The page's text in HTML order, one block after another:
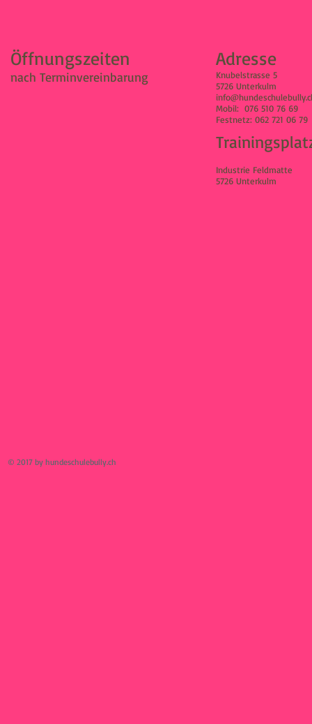
© 2017 by hundeschulebully.ch
Öffnungszeiten
nach Terminvereinbarung
Adresse
Knubelstrasse 5
5726 Unterkulm
Mobil: 076 510 76 69
Festnetz: 062 721 06 79
Industrie Feldmatte
5726 Unterkulm